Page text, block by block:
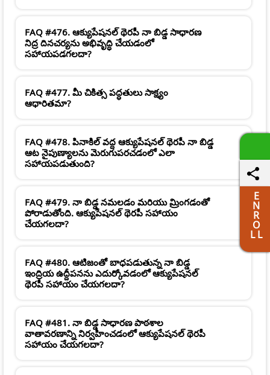
FAQ #476. ఆక్యుపేషనల్ థెరపీ నా బిడ్డ సాధారణ
నిద్ర దినచర్యను అభివృద్ధి చేయడంలో
సహాయపడగలదా?
FAQ #477. మీ చికిత్స పద్ధతులు సాక్ష్యం
ఆధారితమా?
FAQ #478. పినాకిల్ వద్ద ఆక్యుపేషనల్ థెరపీ నా బిడ్డ
ఆట నైపుణ్యాలను మెరుగుపరచడంలో ఎలా
సహాయపడుతుంది?
FAQ #479. నా బిడ్డ నమలడం మరియు మ్రింగడంతో
పోరాడుతోంది. ఆక్యుపేషనల్ థెరపీ సహాయం
చేయగలదా?
FAQ #480. ఆటిజంతో బాధపడుతున్న నా బిడ్డ
ఇంద్రియ ఉద్దీపనను ఎదుర్కోవడంలో ఆక్యుపేషనల్
థెరపీ సహాయం చేయగలదా?
FAQ #481. నా బిడ్డ సాధారణ పాఠశాల
వాతావరణాన్ని నిర్వహించడంలో ఆక్యుపేషనల్ థెరపీ
సహాయం చేయగలదా?
E
N
R
O
L L